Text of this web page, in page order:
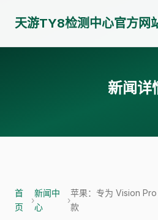
天游TY8检测中心官方网
新闻详
首
页
›
新闻中
心
›
苹果：专为 Vision
款